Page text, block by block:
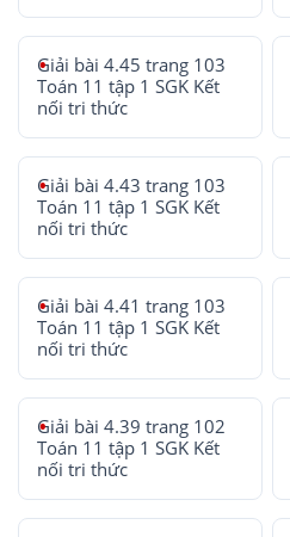
Giải bài 4.45 trang 103
Toán 11 tập 1 SGK Kết
nối tri thức
Giải bài 4.43 trang 103
Toán 11 tập 1 SGK Kết
nối tri thức
Giải bài 4.41 trang 103
Toán 11 tập 1 SGK Kết
nối tri thức
Giải bài 4.39 trang 102
Toán 11 tập 1 SGK Kết
nối tri thức